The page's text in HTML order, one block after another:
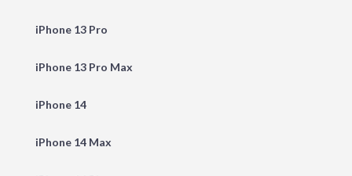
iPhone 13 Pro
iPhone 13 Pro Max
iPhone 14
iPhone 14 Max